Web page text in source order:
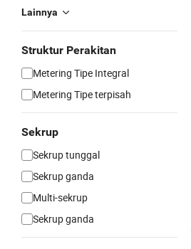
Lainnya
Struktur Perakitan
Metering Tipe Integral
Metering Tipe terpisah
Sekrup
Sekrup tunggal
Sekrup ganda
Multi-sekrup
Sekrup ganda